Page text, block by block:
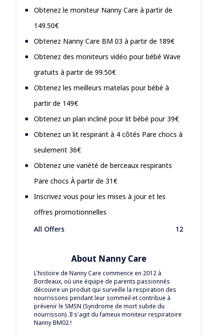
Obtenez le moniteur Nanny Care à partir de
149.50€
Obtenez Nanny Care BM 03 à partir de 189€
Obtenez des moniteurs vidéo pour bébé Wave
gratuits à partir de 99.50€
Obtenez les meilleurs matelas pour bébé à
partir de 149€
Obtenez un plan incliné pour lit bébé pour 39€
Obtenez un lit respirant à 4 côtés Pare chocs à
seulement 36€
Obtenez une variété de berceaux respirants
Pare chocs À partir de 31€
Inscrivez vous pour les mises à jour et les
offres promotionnelles
All Offers
12
About Nanny Care
L'histoire de Nanny Care commence en 2012 à
Bordeaux, où une équipe de parents passionnés
découvre un produit qui surveille la respiration des
nourrissons pendant leur sommeil et contribue à
prévenir le SMSN (Syndrome de mort subite du
nourrisson). Il s'agit du fameux moniteur respiratoire
Nanny BM02 !